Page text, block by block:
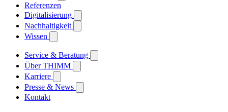
Referenzen
Digitalisierung
Nachhaltigkeit
Wissen
Service & Beratung
Über THIMM
Karriere
Presse & News
Kontakt